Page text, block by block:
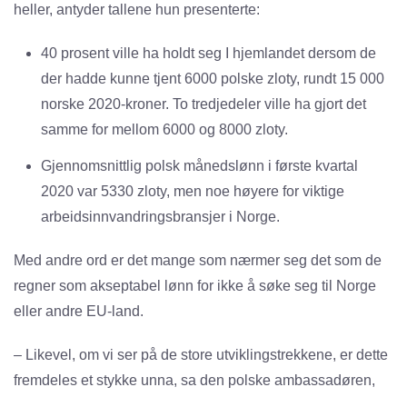
heller, antyder tallene hun presenterte:
40 prosent ville ha holdt seg I hjemlandet dersom de
der hadde kunne tjent 6000 polske zloty, rundt 15 000
norske 2020-kroner. To tredjedeler ville ha gjort det
samme for mellom 6000 og 8000 zloty.
Gjennomsnittlig polsk månedslønn i første kvartal
2020 var 5330 zloty, men noe høyere for viktige
arbeidsinnvandringsbransjer i Norge.
Med andre ord er det mange som nærmer seg det som de
regner som akseptabel lønn for ikke å søke seg til Norge
eller andre EU-land.
– Likevel, om vi ser på de store utviklingstrekkene, er dette
fremdeles et stykke unna, sa den polske ambassadøren,